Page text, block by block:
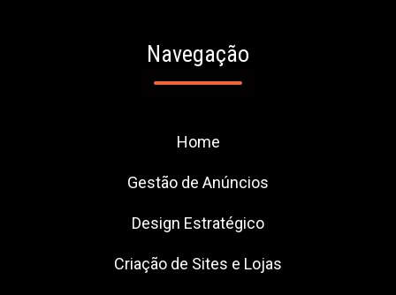
Navegação
Home
Gestão de Anúncios
Design Estratégico
Criação de Sites e Lojas